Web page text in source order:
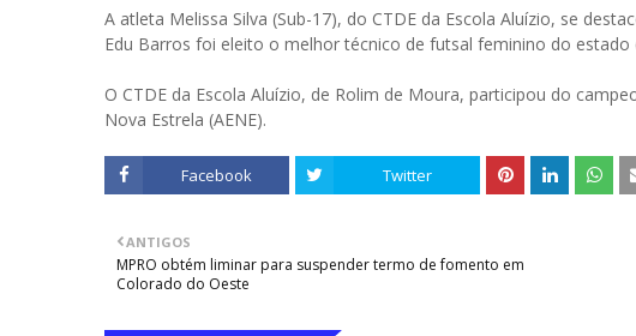
A atleta Melissa Silva (Sub-17), do CTDE da Escola Aluízio, se
Edu Barros foi eleito o melhor técnico de futsal feminino do estado
O CTDE da Escola Aluízio, de Rolim de Moura, participou do
Nova Estrela (AENE).
Facebook Twitter
ANTIGOS
MPRO obtém liminar para suspender termo de fomento em
Colorado do Oeste